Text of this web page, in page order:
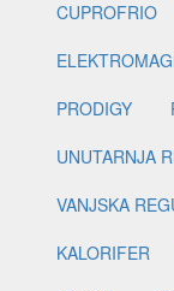
CUPROFRIO
PRODIGY
UNUTARNJA
VANJSKA
KALORIFER